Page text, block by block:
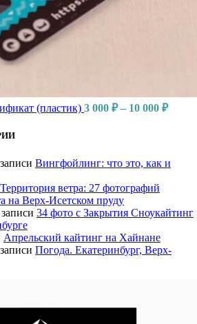
(пластик) 3 000 ₽ – 10 000 ₽
Вингфойлинг: что это, как и
Территория ветра: 27 фотографий
на Верх-Исетском пруду
34 фото с Закрытия Сноукайтинг
Апрельский кайтинг на Хайнане
Погода. Екатеринбург, Верх-